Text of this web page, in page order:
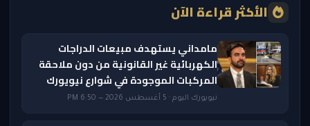
الأكثر قراءة الآن
مامداني يستهدف مبيعات الدراجات
الكهربائية غير القانونية من دون ملاحقة
المركبات الموجودة في شوارع نيويورك
نيويورك اليوم · 5 أغسطس 2026 — 6:50 PM